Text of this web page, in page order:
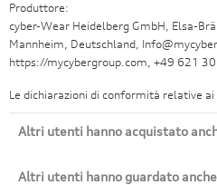
Produttore:
cyber-Wear Heidelberg GmbH, Elsa-
Mannheim, Deutschland,
https://mycybergroup.com, +49 621
Le dichiarazioni di conformità relative
Altri utenti hanno acquistato
Altri utenti hanno guardato anche